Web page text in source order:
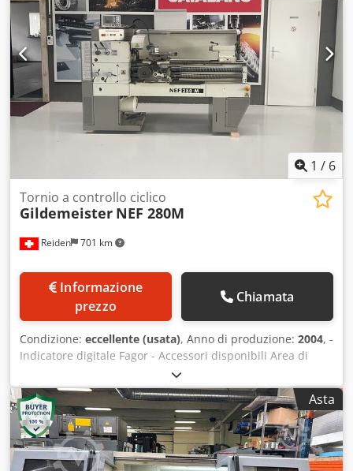
1 / 6
Reiden 701 km
Tornio a controllo ciclico
Gildemeister NEF 280M
prezzo
Chiamata
Condizione: eccellente (usata), Anno di produzione: 2004, -
Indicatore digitale Fagor - Accessori disponibili Area di
lavoro Cedpfxeyvy Rne Ab Seha Diametro massimo di
tornitura sopra il banco 350 mm Diametro massimo di
tornitura sopra il carrello 200 mm Altezza delle punte 180
mm Distanza tra le punte 1000 mm Larghezza del banco
nella zona delle guide 255 mm Corsa longitudinale del
carrello superiore verso il mandrino 60 mm Corsa
Asta